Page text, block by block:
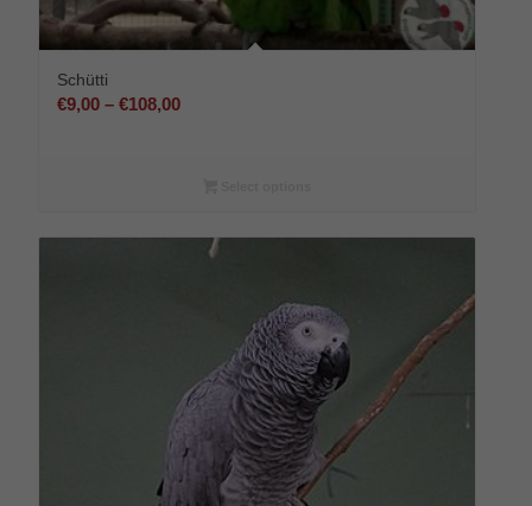
Schütti
€9,00 –€108,00Preisspanne: